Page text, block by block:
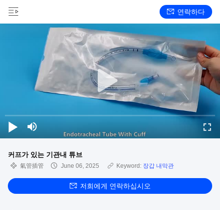
연락하다
커프가 있는 기관내 튜브
氣管插管 June 06, 2025 Keyword: 장갑 내막관
저희에게 연락하십시오